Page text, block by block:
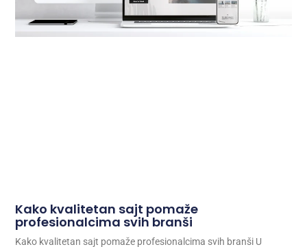
Kako kvalitetan sajt pomaže
profesionalcima svih branši
Kako kvalitetan sajt pomaže profesionalcima svih branši U